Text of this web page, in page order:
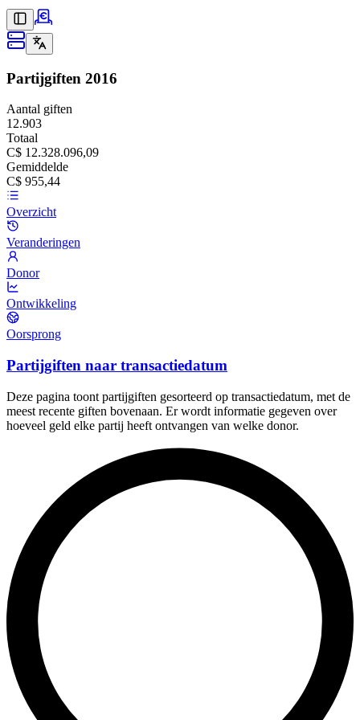
Partijgiften 2016
Aantal giften
12.903
Totaal
C$ 12.328.096,09
Gemiddelde
C$ 955,44
Overzicht
Veranderingen
Donor
Ontwikkeling
Oorsprong
Partijgiften naar transactiedatum
Deze pagina toont partijgiften gesorteerd op transactiedatum, met de
meest recente giften bovenaan. Er wordt informatie gegeven over
hoeveel geld elke partij heeft ontvangen van welke donor.